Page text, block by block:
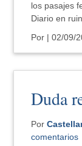
los pasajes
Diario en
Por | 02/09/
Duda
Por
comentarios